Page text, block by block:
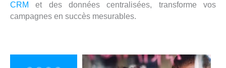
CRM
et des données centralisées, transforme vos
campagnes en succès mesurables.